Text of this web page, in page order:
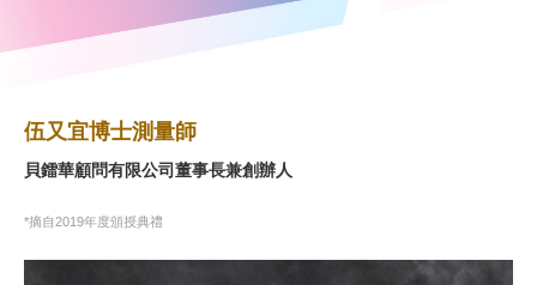
伍又宜博士測量師
貝鐳華顧問有限公司董事長兼創辦人
*摘自2019年度頒授典禮